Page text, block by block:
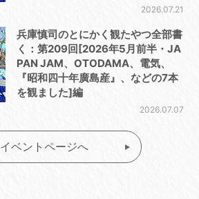
2026.07.21
兵庫慎司のとにかく観たやつ全部書
く：第209回[2026年5月前半・JA
PAN JAM、OTODAMA、電気、
『昭和四十年廣島産』、などの7本
を観ました]編
2026.07.07
イベントページへ